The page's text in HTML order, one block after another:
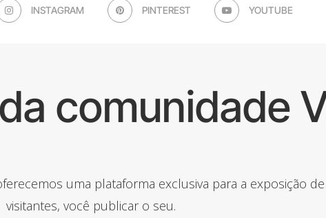
INSTAGRAM PINTEREST YOUTUBE
comunidade
uma plataforma exclusiva para a exposição
visitantes, você publicar o seu.